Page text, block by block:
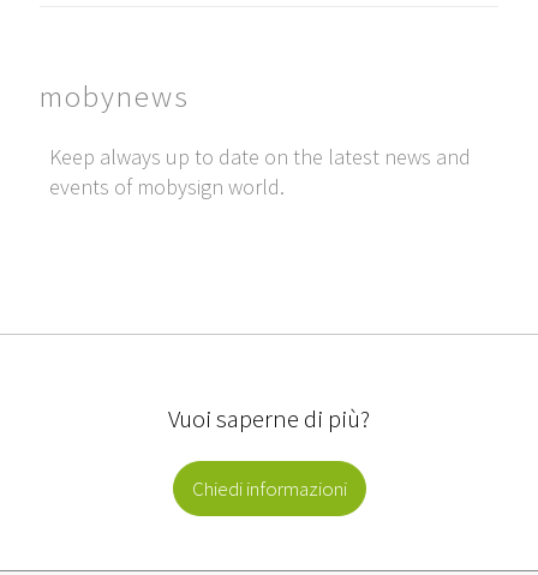
mobynews
Keep always up to date on the latest news and
events of mobysign world.
Vuoi saperne di più?
Chiedi informazioni